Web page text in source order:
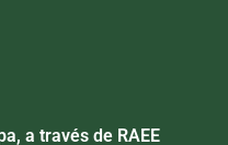
a través de RAEE